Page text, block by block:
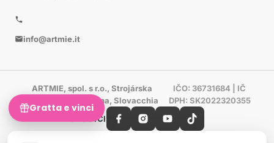
info@artmie.it
ARTMIE, spol. s r.o., Strojárska
603/85, 069 01 Snina, Slovacchia
IČO: 36731684 | IČ
DPH: SK2022320355
SEGUICI
Gratta e vinci